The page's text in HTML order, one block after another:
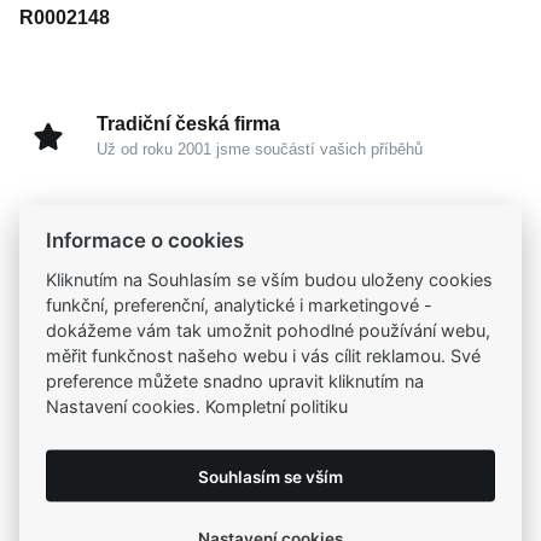
R0002148
Tradiční česká firma
Už od roku 2001 jsme součástí vašich příběhů
Na našem e-shopu máte výběr z tisíců šperků
Garance vysoké kvality
Certifikáty původu a kvality k vybraným šperkům
Kamenné prodejny
Informace o cookies
Kliknutím na Souhlasím se vším budou uloženy cookies
funkční, preferenční, analytické i marketingové -
dokážeme vám tak umožnit pohodlné používání webu,
měřit funkčnost našeho webu i vás cílit reklamou. Své
preference můžete snadno upravit kliknutím na
Nastavení cookies. Kompletní politiku
Souhlasím se vším